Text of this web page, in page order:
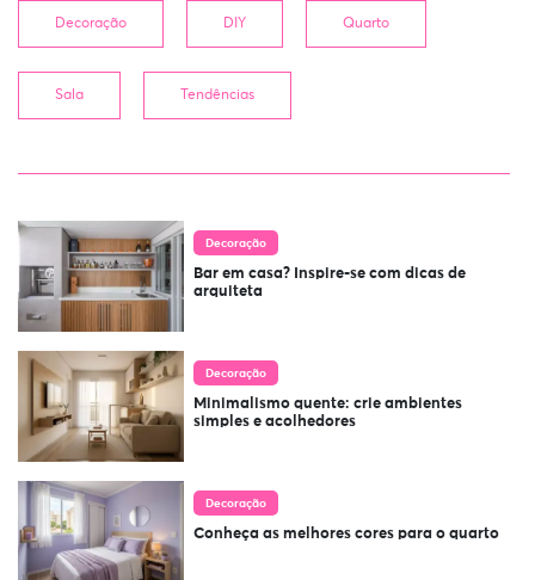
Decoração DIY Quarto
Sala Tendências
Decoração
Bar em casa? Inspire-se com dicas de
arquiteta
Decoração
Minimalismo quente: crie ambientes
simples e acolhedores
Decoração
Conheça as melhores cores para o quarto